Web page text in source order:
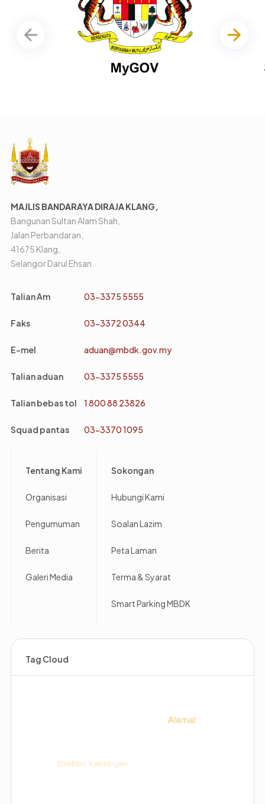
MAJLIS BANDARAYA DIRAJA KLANG,
Bangunan Sultan Alam Shah,
Jalan Perbandaran,
41675 Klang,
Selangor Darul Ehsan.
Talian Am 03-3375 5555
Faks 03-3372 0344
E-mel aduan@mbdk.gov.my
Talian aduan 03-3375 5555
Talian bebas tol 1 800 88 23826
Squad pantas 03-3370 1095
Tentang Kami
Organisasi
Pengumuman
Berita
Galeri Media
Sokongan
Hubungi Kami
Soalan Lazim
Peta Laman
Terma & Syarat
Smart Parking MBDK
Tag Cloud